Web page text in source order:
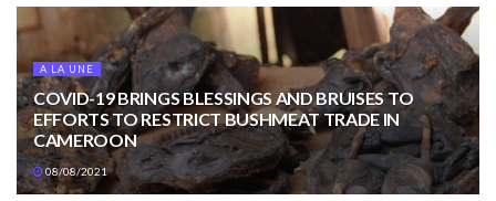
A LA UNE
COVID-19 BRINGS BLESSINGS AND BRUISES TO
EFFORTS TO RESTRICT BUSHMEAT TRADE IN
CAMEROON
08/08/2021